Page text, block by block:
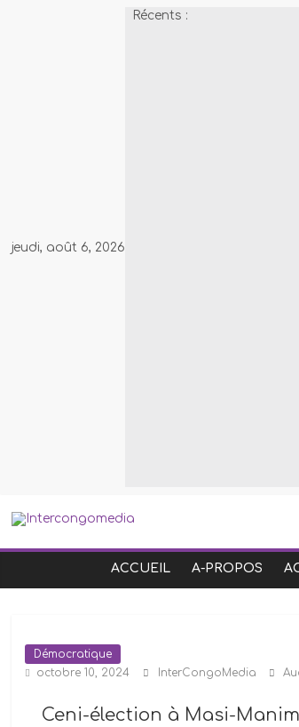
jeudi, août 6, 2026
Récents :
ACCUEIL A-PROPOS
Démocratique
octobre 10, 2024
InterCongoMedia
Ceni-élection à Masi-